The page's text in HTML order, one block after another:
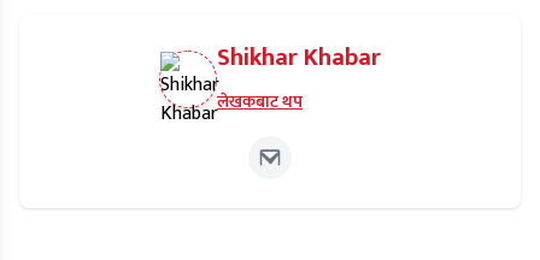
Shikhar Khabar
लेखकबाट थप